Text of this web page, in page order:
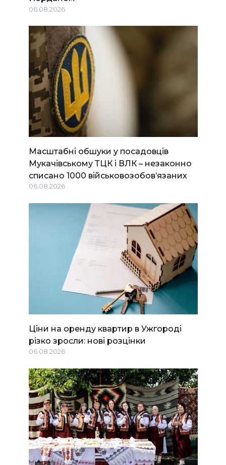
06.08.2026
Масштабні обшуки у посадовців
Мукачівському ТЦК і ВЛК – незаконно
списано 1000 військовозобов’язаних
06.08.2026
Ціни на оренду квартир в Ужгороді
різко зросли: нові розцінки
06.08.2026